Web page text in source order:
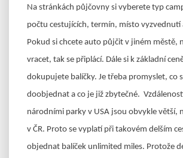
Na stránkách půjčovny si vyberete typ
počtu cestujících, termín, místo vyzvednutí
Pokud si chcete auto půjčit v jiném městě,
vracet, tak se připlácí. Dále si k základní
dokupujete balíčky. Je třeba promyslet, co
doobjednat a co je již zbytečné.
národními parky v USA jsou obvykle větší,
v ČR. Proto se vyplatí při takovém delším
objednat balíček unlimited miles. Protože